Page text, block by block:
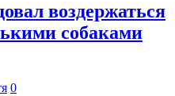
воздержаться
собаками
0